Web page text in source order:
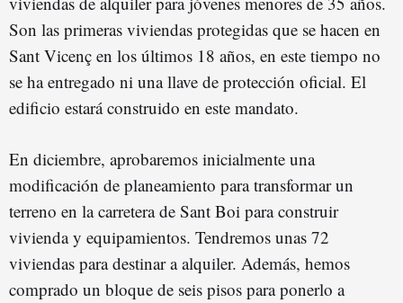
Son las primeras viviendas protegidas que se hacen en
Sant Vicenç en los últimos 18 años, en este tiempo no
se ha entregado ni una llave de protección oficial. El
edificio estará construido en este mandato.
En diciembre, aprobaremos inicialmente una
modificación de planeamiento para transformar un
terreno en la carretera de Sant Boi para construir
vivienda y equipamientos. Tendremos unas 72
viviendas para destinar a alquiler. Además, hemos
comprado un bloque de seis pisos para ponerlo a